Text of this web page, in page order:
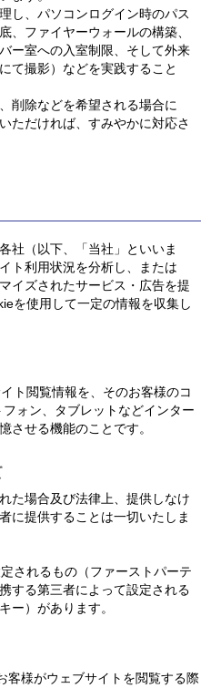
し、パソコンログイン時のパス
、ファイヤーウォールの構築、
ー室への入室制限、そして外来
て撮影）などを実践すること
削除などを希望される場合に
ただければ、すみやかに対応さ
社（以下、「当社」といいま
ト利用状況を分析し、または
イズされたサービス・広告を提
を使用して一定の情報を収集し
ト閲覧情報を、そのお客様のコ
ォン、タブレットなどインター
させる機能のことです。
た場合及び法律上、提供しなけ
に提供することは一切いたしま
されるもの（ファーストパーテ
する第三者によって設定される
ー）があります。
客様がウェブサイトを閲覧する際